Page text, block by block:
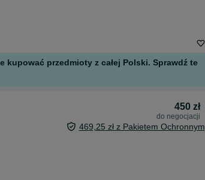
kupować przedmioty z całej Polski. Sprawdź te
450 zł
do negocjacji
469,25 zł z Pakietem Ochronnym